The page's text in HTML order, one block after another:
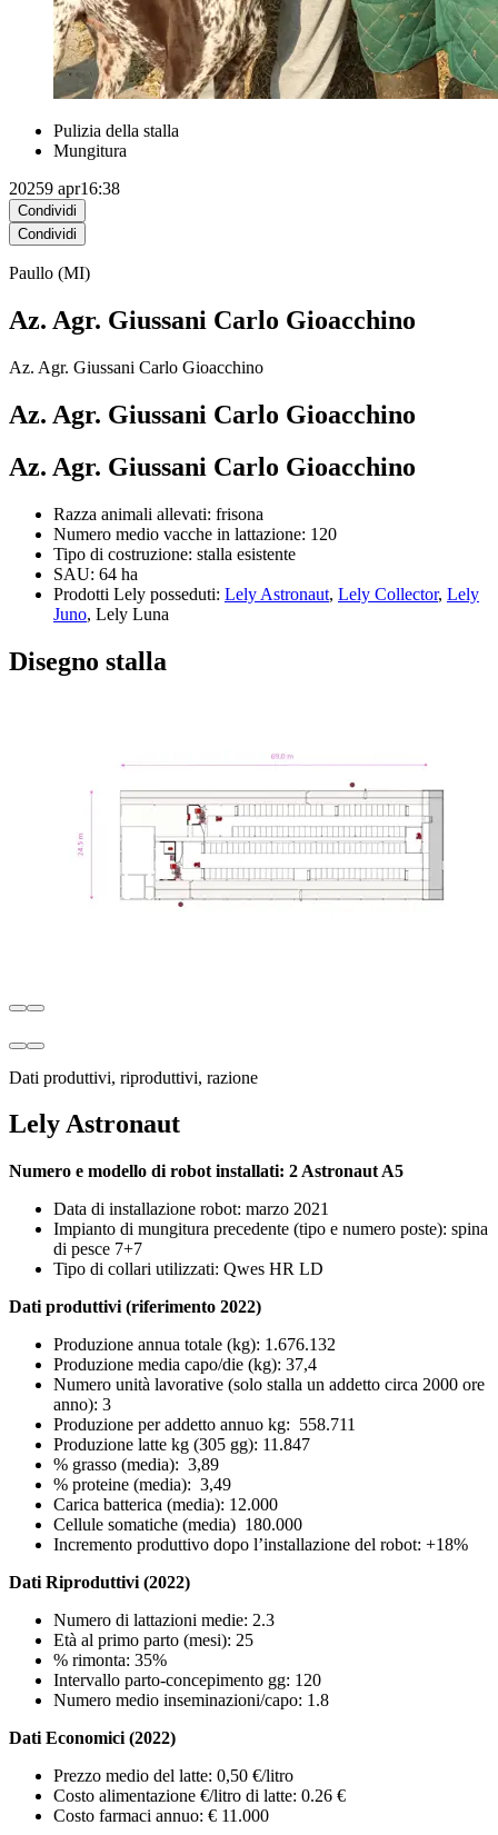
Pulizia della stalla
Mungitura
20259 apr16:38
Condividi
Condividi
Paullo (MI)
Az. Agr. Giussani Carlo Gioacchino
Az. Agr. Giussani Carlo Gioacchino
Az. Agr. Giussani Carlo Gioacchino
Az. Agr. Giussani Carlo Gioacchino
Razza animali allevati: frisona
Numero medio vacche in lattazione: 120
Tipo di costruzione: stalla esistente
SAU: 64 ha
Prodotti Lely posseduti: Lely Astronaut, Lely Collector, Lely
Juno, Lely Luna
Disegno stalla
Dati produttivi, riproduttivi, razione
Lely Astronaut
Numero e modello di robot installati: 2 Astronaut A5
Data di installazione robot: marzo 2021
Impianto di mungitura precedente (tipo e numero poste): spina
di pesce 7+7
Tipo di collari utilizzati: Qwes HR LD
Dati produttivi (riferimento 2022)
Produzione annua totale (kg): 1.676.132
Produzione media capo/die (kg): 37,4
Numero unità lavorative (solo stalla un addetto circa 2000 ore
anno): 3
Produzione per addetto annuo kg: 558.711
Produzione latte kg (305 gg): 11.847
% grasso (media): 3,89
% proteine (media): 3,49
Carica batterica (media): 12.000
Cellule somatiche (media) 180.000
Incremento produttivo dopo l’installazione del robot: +18%
Dati Riproduttivi (2022)
Numero di lattazioni medie: 2.3
Età al primo parto (mesi): 25
% rimonta: 35%
Intervallo parto-concepimento gg: 120
Numero medio inseminazioni/capo: 1.8
Dati Economici (2022)
Prezzo medio del latte: 0,50 €/litro
Costo alimentazione €/litro di latte: 0.26 €
Costo farmaci annuo: € 11.000